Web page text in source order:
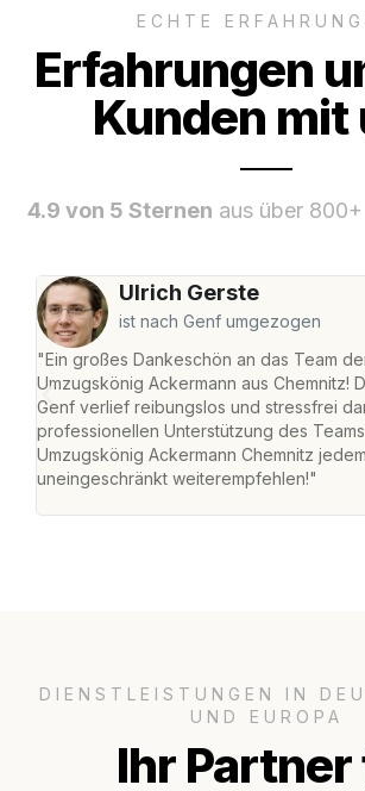
ECHTE
Erfahrungen
Kunden mit
4.9 von 5 Sternen aus über
Ulrich Gerste
ist nach Genf umgezogen
"Ein großes Dankeschön an das Team
Umzugskönig Ackermann aus Chemnitz!
Genf verlief reibungslos und stressfrei
professionellen Unterstützung des
Umzugskönig Ackermann Chemnitz jedem
uneingeschränkt weiterempfehlen!"
DIENSTLEISTUNGEN IN
UND EUROPA
Ihr